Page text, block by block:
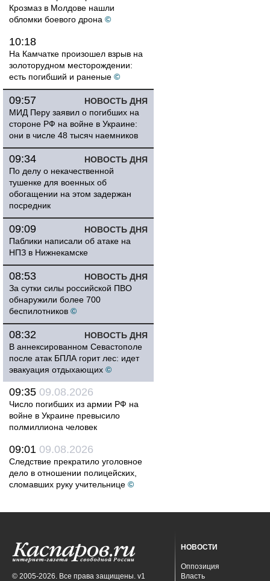
Крозмаз в Молдове нашли
обломки боевого дрона ©
10:18
На Камчатке произошел взрыв на
золоторудном месторождении:
есть погибший и раненые ©
НОВОСТЬ ДНЯ
09:57
МИД Перу заявил о погибших на
стороне РФ на войне в Украине:
они в числе 48 тысяч наемников
НОВОСТЬ ДНЯ
09:34
По делу о некачественной
тушенке для военных об
обогащении на этом задержан
посредник
НОВОСТЬ ДНЯ
09:09
Паблики написали об атаке на
НПЗ в Нижнекамске
НОВОСТЬ ДНЯ
08:53
За сутки силы российской ПВО
обнаружили более 700
беспилотников ©
НОВОСТЬ ДНЯ
08:32
В аннексированном Севастополе
после атак БПЛА горит лес: идет
эвакуация отдыхающих ©
09:35 09.08.2026
Число погибших из армии РФ на
войне в Украине превысило
полмиллиона человек
09:01 09.08.2026
Следствие прекратило уголовное
дело в отношении полицейских,
сломавших руку учительнице ©
© 2005-2026. Все права защищены. v1
НОВОСТИ
Оппозиция
Власть